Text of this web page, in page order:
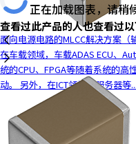
d
i
n
t
e
面向电源电路的MLCC解决方案（
在车载领域，车载ADAS ECU、
统的CPU、FPGA等随着系统的
动。 另外，在ICT领域，服务器等...
正在加载图表，请稍
查看过此产品的人也查看过